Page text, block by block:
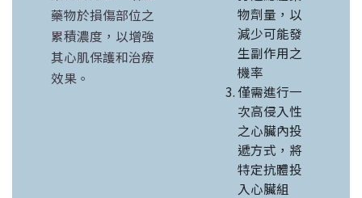
藥物於損傷部位之
累積濃度，以增強
其心肌保護和治療
效果。
物劑量，以
減少可能發
生副作用之
機率
僅需進行一
次高侵入性
之心臟內投
遞方式，將
特定抗體投
入心臟組